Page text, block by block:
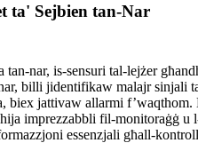
ta' Sejbien tan-Nar
tan-nar, is-sensuri tal-lejżer
billi jidentifikaw malajr sinjali
biex jattivaw allarmi
imprezzabbli fil-monitoraġġ u
essenzjali għall-